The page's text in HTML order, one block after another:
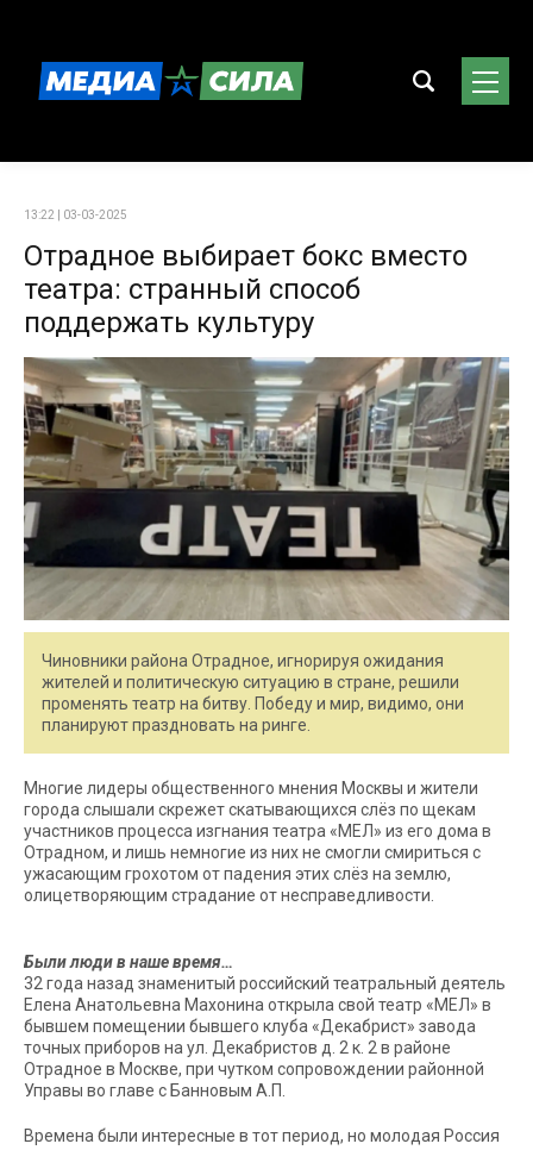
13:22 | 03-03-2025
Отрадное выбирает бокс вместо
театра: странный способ
поддержать культуру
Чиновники района Отрадное, игнорируя ожидания
жителей и политическую ситуацию в стране, решили
променять театр на битву. Победу и мир, видимо, они
планируют праздновать на ринге.
Многие лидеры общественного мнения Москвы и жители
города слышали скрежет скатывающихся слёз по щекам
участников процесса изгнания театра «МЕЛ» из его дома в
Отрадном, и лишь немногие из них не смогли смириться с
ужасающим грохотом от падения этих слёз на землю,
олицетворяющим страдание от несправедливости.
Были люди в наше время…
32 года назад знаменитый российский театральный деятель
Елена Анатольевна Махонина открыла свой театр «МЕЛ» в
бывшем помещении бывшего клуба «Декабрист» завода
точных приборов на ул. Декабристов д. 2 к. 2 в районе
Отрадное в Москве, при чутком сопровождении районной
Управы во главе с Банновым А.П.
Времена были интересные в тот период, но молодая Россия